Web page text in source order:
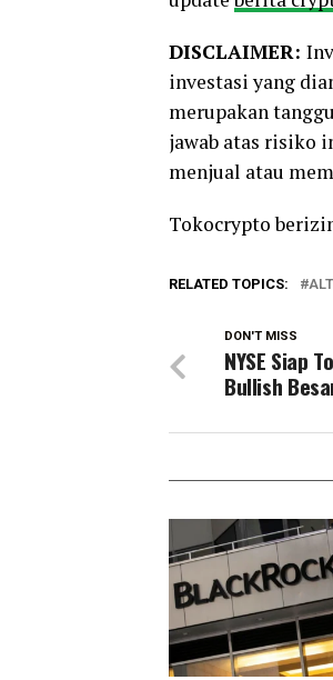
DISCLAIMER:
investasi yang
merupakan
jawab atas risiko
menjual atau
Tokocrypto
RELATED TOPICS:
DON'T MISS
NYSE Siap
Bullish